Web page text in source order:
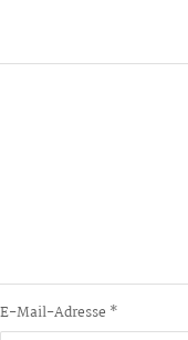
E-Mail-Adresse *